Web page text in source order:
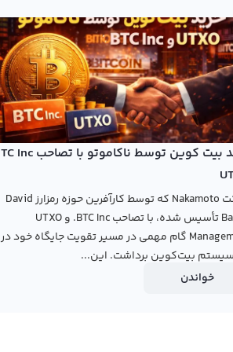
شرکت Nakamoto که توسط کارآفرین حوزه رمزارز David
Bailey تأسیس شده، با تصاحب BTC Inc. و UTXO
Management گام مهمی در مسیر تقویت جایگاه خود در
بیت‌کوین برداشت. این...
خواندن